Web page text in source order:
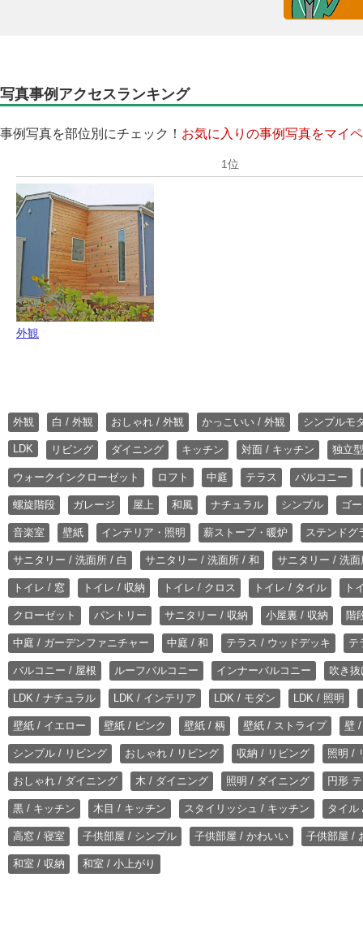
写真事例アクセスランキング
事例写真を部位別にチェック！ お気に入りの事例写真をマイ
外観
外観 白 / 外観 おしゃれ / 外観 かっこいい / 外観 シンプルモ
LDK リビング ダイニング キッチン 対面 / キッチン 独立
ウォークインクローゼット ロフト 中庭 テラス バルコニー
螺旋階段 ガレージ 屋上 和風 ナチュラル シンプル ゴ
音楽室 壁紙 インテリア・照明 薪ストーブ・暖炉 ステンドグ
サニタリー / 洗面所 / 白 サニタリー / 洗面所 / 和 サニタリー / 洗
トイレ / 窓 トイレ / 収納 トイレ / クロス トイレ / タイル ト
クローゼット パントリー サニタリー / 収納 小屋裏 / 収納 階
中庭 / ガーデンファニチャー 中庭 / 和 テラス / ウッドデッキ テ
バルコニー / 屋根 ルーフバルコニー インナーバルコニー 吹き
LDK / ナチュラル LDK / インテリア LDK / モダン LDK / 照明
壁紙 / イエロー 壁紙 / ピンク 壁紙 / 柄 壁紙 / ストライプ 壁
シンプル / リビング おしゃれ / リビング 収納 / リビング 照明 /
おしゃれ / ダイニング 木 / ダイニング 照明 / ダイニング 円形
黒 / キッチン 木目 / キッチン スタイリッシュ / キッチン タイル
高窓 / 寝室 子供部屋 / シンプル 子供部屋 / かわいい 子供部屋 /
和室 / 収納 和室 / 小上がり